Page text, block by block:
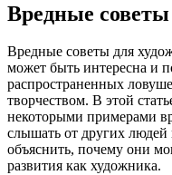
Вредные
Вредные советы для
может быть интересна и
распространенных
творчеством. В этой
некоторыми примерами
слышать от других людей
объяснить, почему они
развития как художника.